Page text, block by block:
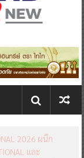
2026 ผนึก
และ